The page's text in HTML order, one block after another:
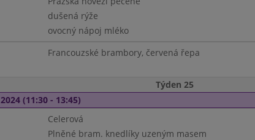
dušená rýže
ovocný nápoj mléko
Francouzské brambory, červená řepa
Týden 25
(11:30 - 13:45)
Celerová
Plněné bram. knedlíky uzeným masem